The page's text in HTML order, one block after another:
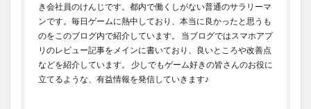
き会社員のけんじです。都内で働くしがない普通のサラリーマ
ンです。毎日ゲームに熱中しており、本当に良かったと思うも
のをこのブログ内で紹介しています。 当ブログではスマホアプ
リのレビュー記事をメインに書いており、良いところや改善点
などを紹介しています。 少しでもゲーム好きの皆さんのお役に
立てるような、有益情報を発信していきます♪